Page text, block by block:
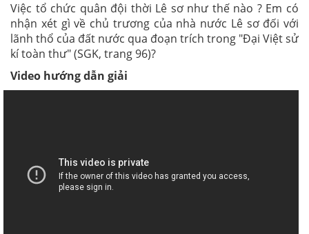
Việc tổ chức quân đội thời Lê sơ như thế nào ? Em có
nhận xét gì về chủ trương của nhà nước Lê sơ đối với
lãnh thổ của đất nước qua đoạn trích trong "Đại Việt sử
kí toàn thư" (SGK, trang 96)?
Video hướng dẫn giải